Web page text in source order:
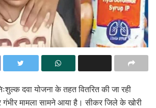
दवा योजना के तहत वितरित की जा रही
मामला सामने आया है। सीकर जिले के खोरी